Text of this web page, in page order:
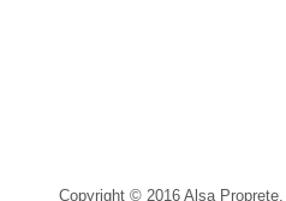
Copyright © 2016 Alsa